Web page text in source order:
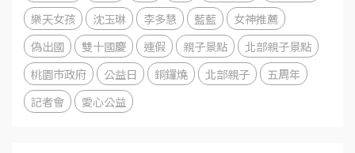
樂天女孩
沈玉琳 李多慧 藍藍
女神推薦
偽出國
雙十國慶 連假 親子景點
北部親子景點
桃園市政府
公益日 銅鑼燒 北部親子
五周年
記者會
愛心公益